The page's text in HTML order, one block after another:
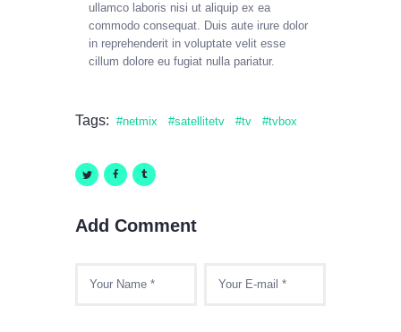
ullamco laboris nisi ut aliquip ex ea
commodo consequat. Duis aute irure dolor
in reprehenderit in voluptate velit esse
cillum dolore eu fugiat nulla pariatur.
Tags: netmix satellitetv tv tvbox
Add Comment